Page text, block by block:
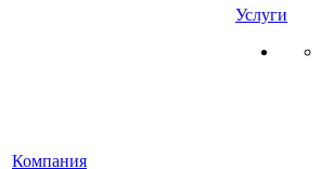
Компания
Услуги